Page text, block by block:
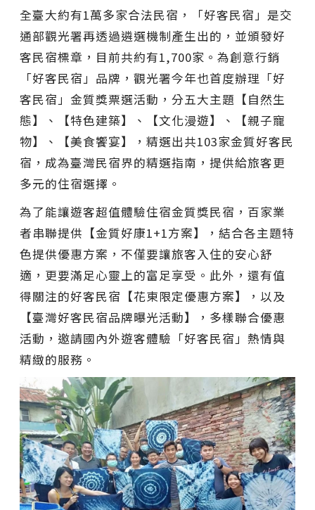
全臺大約有1萬多家合法民宿，「好客民宿」是交
通部觀光署再透過遴選機制產生出的，並頒發好
客民宿標章，目前共約有1,700家。為創意行銷
「好客民宿」品牌，觀光署今年也首度辦理「好
客民宿」金質獎票選活動，分五大主題【自然生
態】、【特色建築】、【文化漫遊】、【親子寵
物】、【美食饗宴】，精選出共103家金質好客民
宿，成為臺灣民宿界的精選指南，提供給旅客更
多元的住宿選擇。
為了能讓遊客超值體驗住宿金質獎民宿，百家業
者串聯提供【金質好康1+1方案】，結合各主題特
色提供優惠方案，不僅要讓旅客入住的安心舒
適，更要滿足心靈上的富足享受。此外，還有值
得關注的好客民宿【花東限定優惠方案】，以及
【臺灣好客民宿品牌曝光活動】，多樣聯合優惠
活動，邀請國內外遊客體驗「好客民宿」熱情與
精緻的服務。